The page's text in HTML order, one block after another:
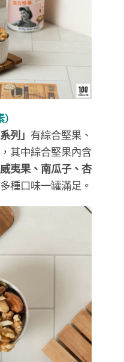
列」 有綜合堅果、
其中綜合堅果內含
夷果、南瓜子、杏
種口味一罐滿足。